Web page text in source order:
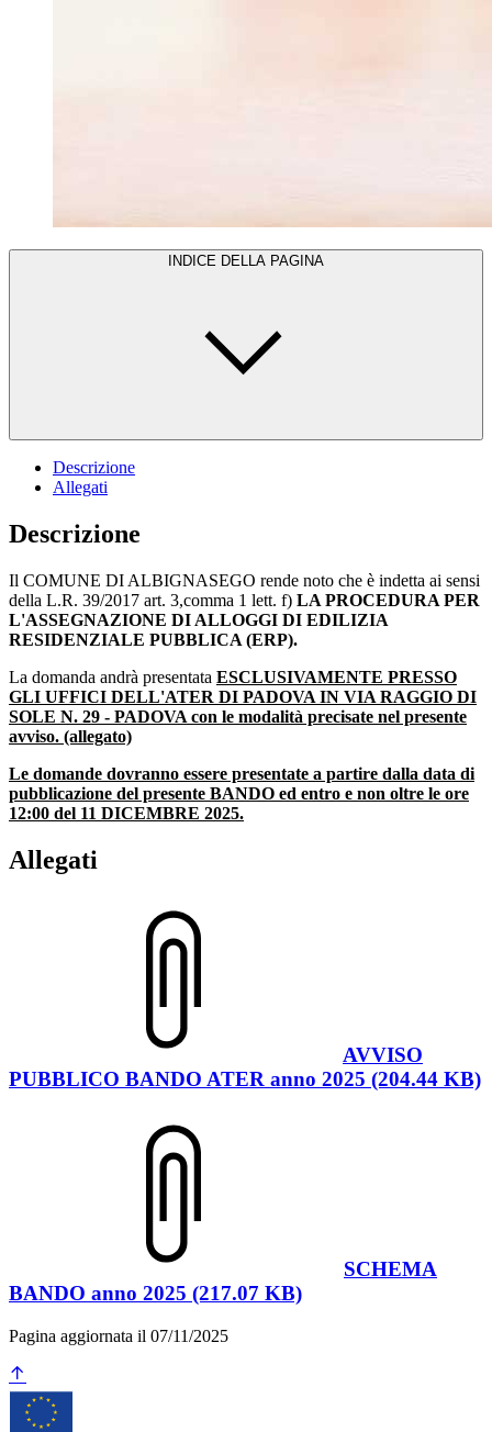
INDICE DELLA PAGINA
Descrizione
Allegati
Descrizione
Il COMUNE DI ALBIGNASEGO rende noto che è indetta ai sensi
della L.R. 39/2017 art. 3,comma 1 lett. f) LA PROCEDURA PER
L'ASSEGNAZIONE DI ALLOGGI DI EDILIZIA
RESIDENZIALE PUBBLICA (ERP).
La domanda andrà presentata ESCLUSIVAMENTE PRESSO
GLI UFFICI DELL'ATER DI PADOVA IN VIA RAGGIO DI
SOLE N. 29 - PADOVA con le modalità precisate nel presente
avviso. (allegato)
Le domande dovranno essere presentate a partire dalla data di
pubblicazione del presente BANDO ed entro e non oltre le ore
12:00 del 11 DICEMBRE 2025.
Allegati
AVVISO
PUBBLICO BANDO ATER anno 2025 (204.44 KB)
SCHEMA
BANDO anno 2025 (217.07 KB)
Pagina aggiornata il 07/11/2025